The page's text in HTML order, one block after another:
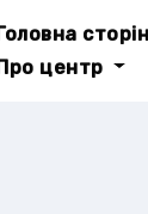
центр